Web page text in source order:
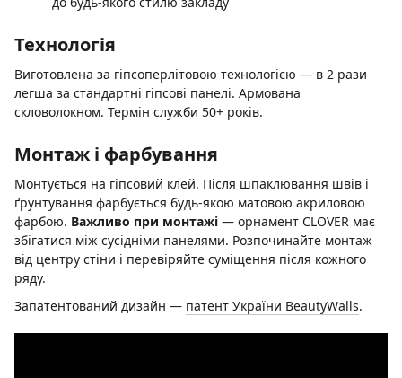
Технологія
Виготовлена за гіпсоперлітовою технологією — в 2 рази
легша за стандартні гіпсові панелі. Армована
скловолокном. Термін служби 50+ років.
Монтаж і фарбування
Монтується на гіпсовий клей. Після шпаклювання швів і
ґрунтування фарбується будь-якою матовою акриловою
фарбою. Важливо при монтажі — орнамент CLOVER має
збігатися між сусідніми панелями. Розпочинайте монтаж
від центру стіни і перевіряйте суміщення після кожного
ряду.
Запатентований дизайн — патент України BeautyWalls.